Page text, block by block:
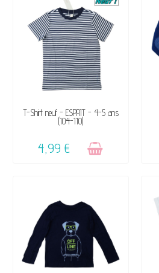
VENDU, VICTIME DE SON
SUCCÈS ☺
T-Shirt neuf - ESPRIT - 4-5 ans
(104-110)
4,99 €